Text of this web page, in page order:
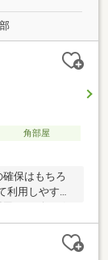
角部屋
保はもちろ
利用しやすい
！リビング
中でき、油跳
帖の地下室付
品の保管に最